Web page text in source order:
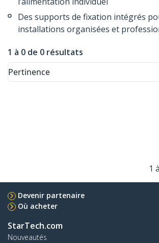
Des supports de fixation intégrés
installations organisées et
1 à 0 de 0 résultats
Pertinence
1
Devenir partenaire
Où acheter
StarTech.com
Nouveautés